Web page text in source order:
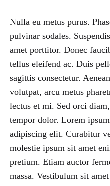
Nulla eu metus purus.
pulvinar sodales.
amet porttitor. Donec
tellus eleifend ac. Duis
sagittis consectetur.
volutpat, arcu metus
lectus et mi. Sed orci
tempor dolor. Lorem
adipiscing elit. Curabitur
molestie ipsum sit amet
pretium. Etiam auctor
massa. Vestibulum sit